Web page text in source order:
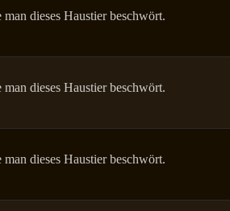
dieses Haustier beschwört.
dieses Haustier beschwört.
dieses Haustier beschwört.